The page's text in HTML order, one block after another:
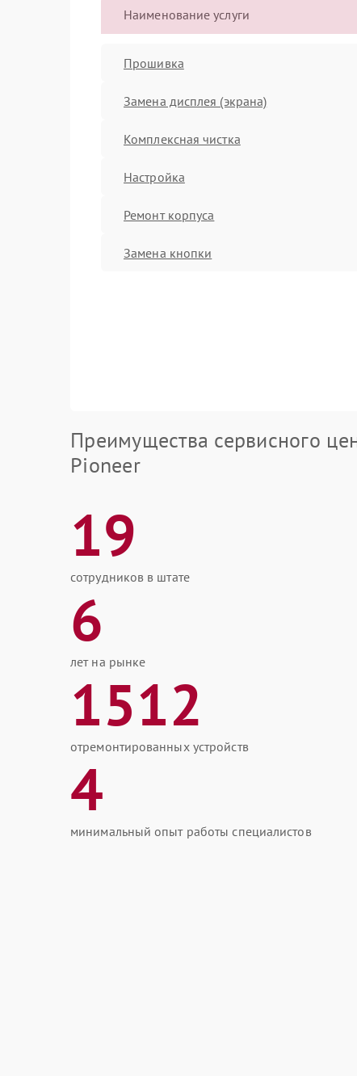
Наименование услуги
Прошивка
Замена дисплея (экрана)
Комплексная чистка
Настройка
Ремонт корпуса
Замена кнопки
Преимущества сервисного
Pioneer
19
сотрудников в штате
6
лет на рынке
1512
отремонтированных устройств
4
минимальный опыт работы специалистов